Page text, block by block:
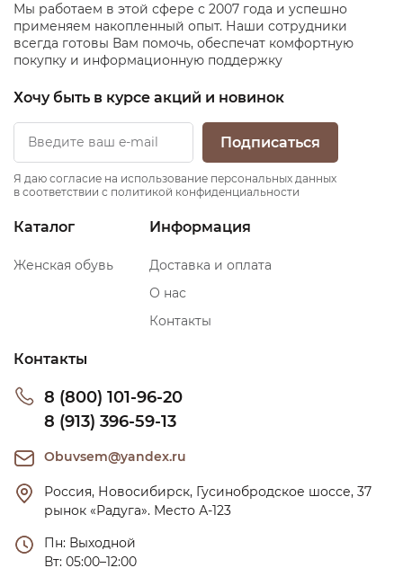
Мы работаем в этой сфере с 2007 года и успешно
применяем накопленный опыт. Наши сотрудники
всегда готовы Вам помочь, обеспечат комфортную
покупку и информационную поддержку
Хочу быть в курсе акций и новинок
Подписаться
Я даю согласие на использование персональных данных
в соответствии с политикой конфиденциальности
Каталог
Женская обувь
Информация
Доставка и оплата
О нас
Контакты
Контакты
8 (800) 101-96-20
8 (913) 396-59-13
Obuvsem@yandex.ru
Россия, Новосибирск, Гусинобродское шоссе, 37
рынок «Радуга». Место А-123
Пн: Выходной
Вт: 05:00–12:00